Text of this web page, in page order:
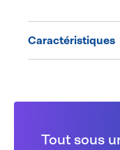
Caractéristiques
Tout sous